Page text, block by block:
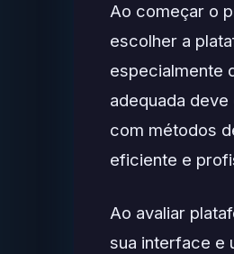
Ao começar o
escolher a
especialmente
adequada
com métodos
eficiente e
Ao avaliar
sua interface e